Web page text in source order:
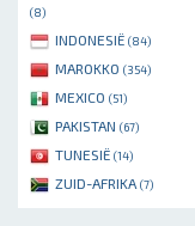
(8)
INDONESIË (84)
MAROKKO (354)
MEXICO (51)
PAKISTAN (67)
TUNESIË (14)
ZUID-AFRIKA (7)